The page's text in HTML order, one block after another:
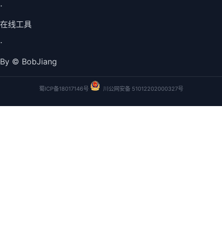
⋅
在线工具
⋅
By © BobJiang
蜀ICP备18017146号 川公网安备 51012202000327号